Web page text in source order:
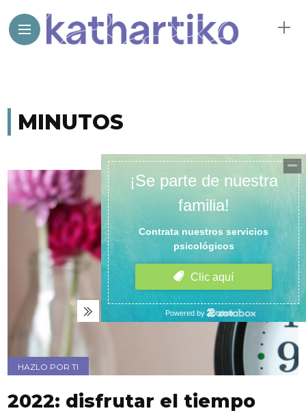
MINUTOS
HAZLO POR TI
2022: disfrutar el tiempo